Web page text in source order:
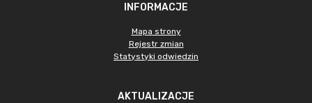
INFORMACJE
Mapa strony
Rejestr zmian
Statystyki odwiedzin
AKTUALIZACJE